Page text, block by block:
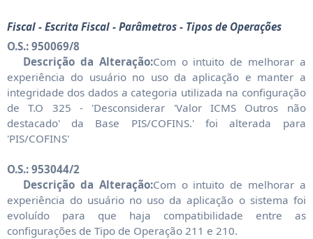
Fiscal - Escrita Fiscal - Parâmetros - Tipos de Operações
O.S.: 950069/8
Descrição da Alteração:Com o intuito de melhorar a
experiência do usuário no uso da aplicação e manter a
integridade dos dados a categoria utilizada na configuração
de T.O 325 - 'Desconsiderar 'Valor ICMS Outros não
destacado' da Base PIS/COFINS.' foi alterada para
'PIS/COFINS'
O.S.: 953044/2
Descrição da Alteração:Com o intuito de melhorar a
experiência do usuário no uso da aplicação o sistema foi
evoluído para que haja compatibilidade entre as
configurações de Tipo de Operação 211 e 210.